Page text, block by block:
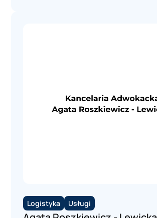
Logistyka Usługi